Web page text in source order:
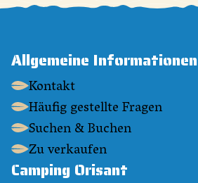
Camping Orisant
Allgemeine Informationen
Kontakt
Häufig gestellte Fragen
Suchen & Buchen
Zu verkaufen